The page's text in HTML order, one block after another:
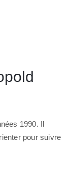
1990. Il
pour suivre